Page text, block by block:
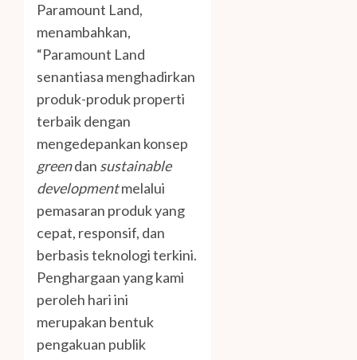
Paramount Land,
menambahkan,
“Paramount Land
senantiasa menghadirkan
produk-produk properti
terbaik dengan
mengedepankan konsep
greendan sustainable
developmentmelalui
pemasaran produk yang
cepat, responsif, dan
berbasis teknologi terkini.
Penghargaan yang kami
peroleh hari ini
merupakan bentuk
pengakuan publik